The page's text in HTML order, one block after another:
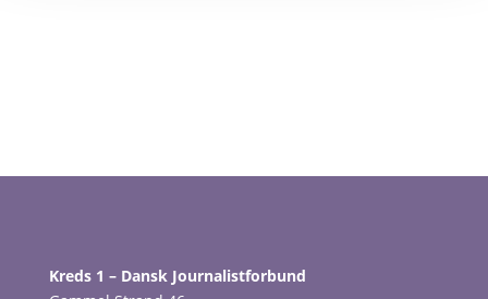
Kreds 1 – Dansk Journalistforbund